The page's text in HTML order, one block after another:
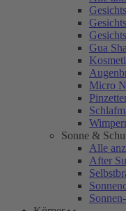
Gua
Micro
Sonne &
Alle
After